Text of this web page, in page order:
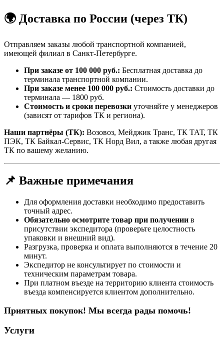
🌍 Доставка по России (через ТК)
Отправляем заказы любой транспортной компанией,
имеющей филиал в Санкт-Петербурге.
При заказе от 100 000 руб.: Бесплатная доставка до
терминала транспортной компании.
При заказе менее 100 000 руб.: Стоимость доставки до
терминала — 1800 руб.
Стоимость и сроки перевозки уточняйте у менеджеров
(зависят от тарифов ТК и региона).
Наши партнёры (ТК): Возовоз, Мейджик Транс, ТК ТАТ, ТК
ПЭК, ТК Байкал-Сервис, ТК Норд Вил, а также любая другая
ТК по вашему желанию.
📌 Важные примечания
Для оформления доставки необходимо предоставить
точный адрес.
Обязательно осмотрите товар при получении в
присутствии экспедитора (проверьте целостность
упаковки и внешний вид).
Разгрузка, проверка и оплата выполняются в течение 20
минут.
Экспедитор не консультирует по стоимости и
техническим параметрам товара.
При платном въезде на территорию клиента стоимость
въезда компенсируется клиентом дополнительно.
Приятных покупок! Мы всегда рады помочь!
Услуги